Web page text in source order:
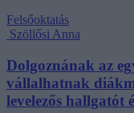
Felsőoktatás
Szöllősi Anna
Dolgoznának az
vállalhatnak
levelezős hallgatót